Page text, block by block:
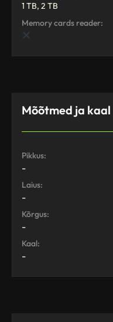
1 TB, 2 TB
Memory cards reader:
Mõõtmed ja kaal
Pikkus:
-
Laius:
-
Kõrgus:
-
Kaal:
-